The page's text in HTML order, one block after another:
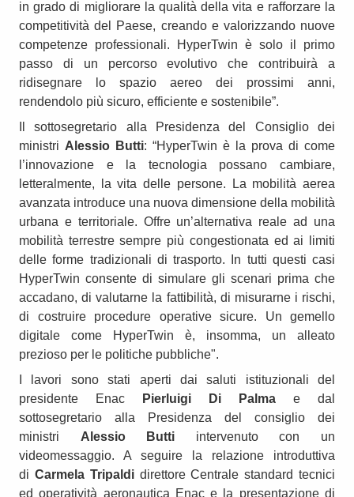
in grado di migliorare la qualità della vita e rafforzare la
competitività del Paese, creando e valorizzando nuove
competenze professionali. HyperTwin è solo il primo
passo di un percorso evolutivo che contribuirà a
ridisegnare lo spazio aereo dei prossimi anni,
rendendolo più sicuro, efficiente e sostenibile”.
Il sottosegretario alla Presidenza del Consiglio dei
ministri Alessio Butti: “HyperTwin è la prova di come
l’innovazione e la tecnologia possano cambiare,
letteralmente, la vita delle persone. La mobilità aerea
avanzata introduce una nuova dimensione della mobilità
urbana e territoriale. Offre un’alternativa reale ad una
mobilità terrestre sempre più congestionata ed ai limiti
delle forme tradizionali di trasporto. In tutti questi casi
HyperTwin consente di simulare gli scenari prima che
accadano, di valutarne la fattibilità, di misurarne i rischi,
di costruire procedure operative sicure. Un gemello
digitale come HyperTwin è, insomma, un alleato
prezioso per le politiche pubbliche".
I lavori sono stati aperti dai saluti istituzionali del
presidente Enac
Pierluigi Di Palma e dal
sottosegretario alla Presidenza del consiglio dei
ministri Alessio Butti intervenuto con un
videomessaggio. A seguire la relazione introduttiva
di Carmela Tripaldidirettore Centrale standard tecnici
ed operatività aeronautica Enac e la presentazione di